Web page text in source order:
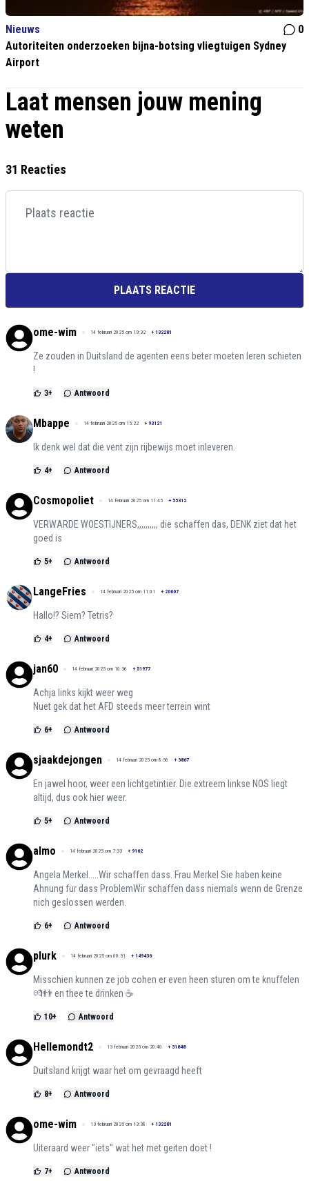
Nieuws
0
Autoriteiten onderzoeken bijna-botsing vliegtuigen Sydney
Airport
Laat mensen jouw mening
weten
31 Reacties
PLAATS REACTIE
ome-wim 14 februari 2025 om 19:32 + 132281
Ze zouden in Duitsland de agenten eens beter moeten leren schieten
!
3+ Antwoord
Mbappe 14 februari 2025 om 15:22 + 93121
Ik denk wel dat die vent zijn rijbewijs moet inleveren.
4+ Antwoord
Cosmopoliet 14 februari 2025 om 11:45 + 55312
VERWARDE WOESTIJNERS,,,,,,,,,, die schaffen das, DENK ziet dat het
goed is
5+ Antwoord
LangeFries 14 februari 2025 om 11:01 + 20007
Hallo!? Siem? Tetris?
4+ Antwoord
jan60 14 februari 2025 om 10:36 + 51977
Achja links kijkt weer weg
Nuet gek dat het AFD steeds meer terrein wint
6+ Antwoord
sjaakdejongen 14 februari 2025 om 8:56 + 3867
En jawel hoor, weer een lichtgetintiër. Die extreem linkse NOS liegt
altijd, dus ook hier weer.
5+ Antwoord
almo 14 februari 2025 om 7:33 + 9162
Angela Merkel.....Wir schaffen dass. Frau Merkel Sie haben keine
Ahnung fur dass ProblemWir schaffen dass niemals wenn de Grenze
nich geslossen werden.
6+ Antwoord
plurk 14 februari 2025 om 00:31 + 149436
Misschien kunnen ze job cohen er even heen sturen om te knuffelen
💏👬 en thee te drinken ☕️
10+ Antwoord
Hellemondt2 13 februari 2025 om 20:40 + 31848
Duitsland krijgt waar het om gevraagd heeft
8+ Antwoord
ome-wim 13 februari 2025 om 13:38 + 132281
Uiteraard weer "iets" wat het met geiten doet !
7+ Antwoord